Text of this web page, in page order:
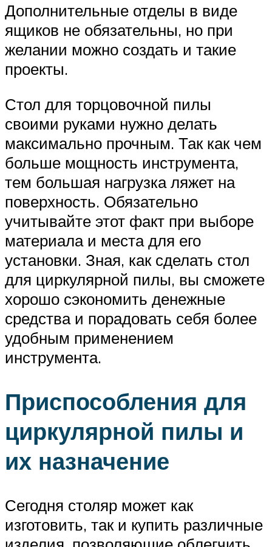
Дополнительные отделы в виде
ящиков не обязательны, но при
желании можно создать и такие
проекты.
Стол для торцовочной пилы
своими руками нужно делать
максимально прочным. Так как чем
больше мощность инструмента,
тем большая нагрузка ляжет на
поверхность. Обязательно
учитывайте этот факт при выборе
материала и места для его
установки. Зная, как сделать стол
для циркулярной пилы, вы сможете
хорошо сэкономить денежные
средства и порадовать себя более
удобным применением
инструмента.
Приспособления для
циркулярной пилы и
их назначение
Сегодня столяр может как
изготовить, так и купить различные